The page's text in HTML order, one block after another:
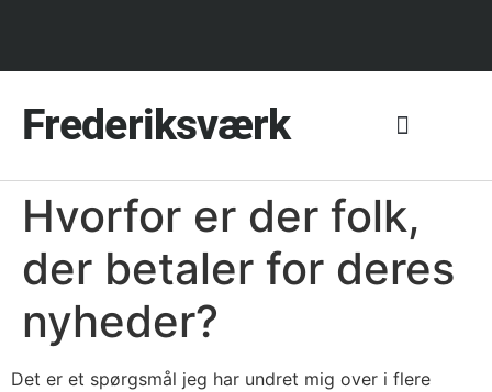
Frederiksværk
Hvorfor er der folk,
der betaler for deres
nyheder?
Det er et spørgsmål jeg har undret mig over i flere